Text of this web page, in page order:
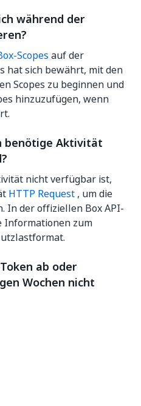
während der
Scopes auf der
hat sich bewährt, mit den
Scopes zu beginnen und
hinzuzufügen, wenn
benötige Aktivität
nicht verfügbar ist,
HTTP Request , um die
In der offiziellen Box API-
Informationen zum
ab oder
Wochen nicht